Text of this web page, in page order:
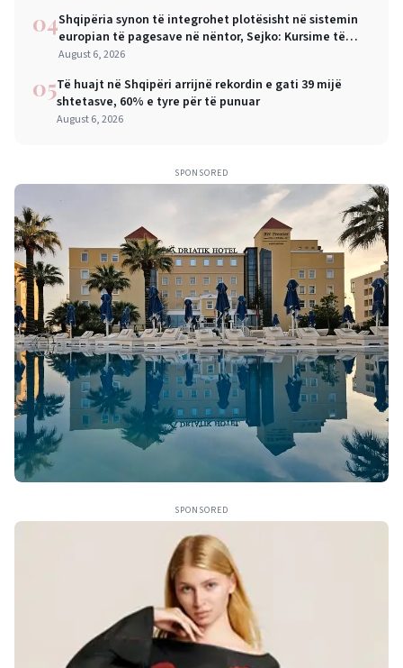
04Shqipëria synon të integrohet plotësisht në sistemin
europian të pagesave në nëntor, Sejko: Kursime të
mëdha për qytetarët dhe bizneset
August 6, 2026
05Të huajt në Shqipëri arrijnë rekordin e gati 39 mijë
shtetasve, 60% e tyre për të punuar
August 6, 2026
SPONSORED
SPONSORED